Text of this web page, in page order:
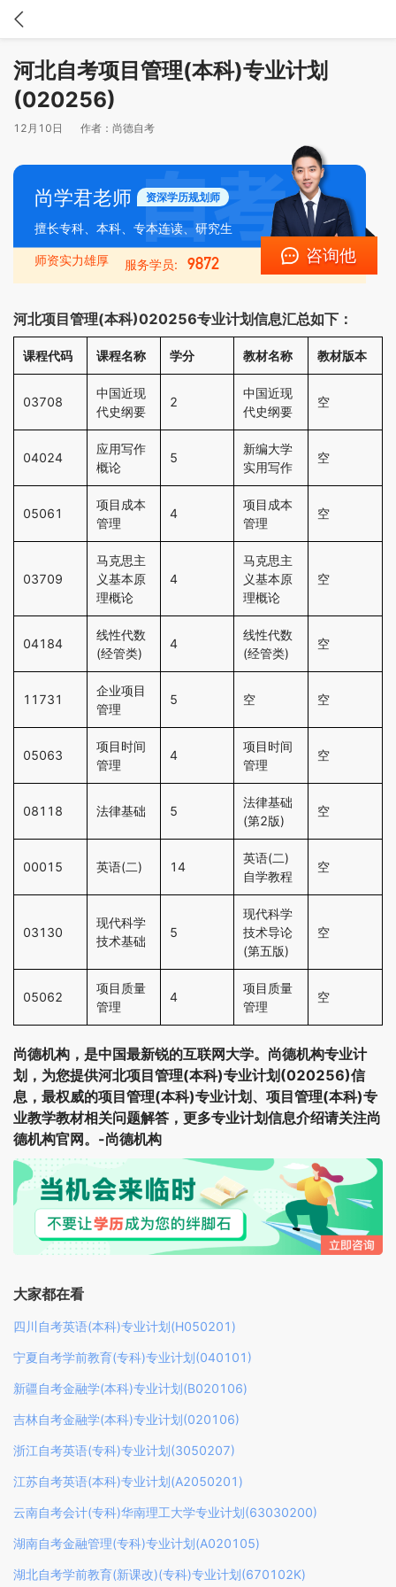
河北自考项目管理(本科)专业计划
(020256)
12月10日 作者： 尚德自考
尚学君老师 资深学历规划师
擅长专科、本科、专本连读、研究生
师资实力雄厚 服务学员: 9872 咨询他
河北项目管理(本科)020256专业计划信息汇总如下：
课程代码 课程名称 学分 教材名称 教材版本
03708
中国近现
代史纲要
2
中国近现
代史纲要
空
04024
应用写作
概论
5
新编大学
实用写作
空
05061
项目成本
管理
4
项目成本
管理
空
03709
马克思主
义基本原
理概论
4
马克思主
义基本原
理概论
空
04184
线性代数
(经管类)
4
线性代数
(经管类)
空
11731
企业项目
管理
5 空 空
05063
项目时间
管理
4
项目时间
管理
空
08118 法律基础 5
法律基础
(第2版)
空
00015 英语(二) 14
英语(二)
自学教程
空
03130
现代科学
技术基础
5
现代科学
技术导论
(第五版)
空
05062
项目质量
管理
4
项目质量
管理
空
尚德机构，是中国最新锐的互联网大学。尚德机构专业计
划，为您提供河北项目管理(本科)专业计划(020256)信
息，最权威的项目管理(本科)专业计划、项目管理(本科)专
业教学教材相关问题解答，更多专业计划信息介绍请关注尚
德机构官网。-尚德机构
大家都在看
四川自考英语(本科)专业计划(H050201)
宁夏自考学前教育(专科)专业计划(040101)
新疆自考金融学(本科)专业计划(B020106)
吉林自考金融学(本科)专业计划(020106)
浙江自考英语(专科)专业计划(3050207)
江苏自考英语(本科)专业计划(A2050201)
云南自考会计(专科)华南理工大学专业计划(63030200)
湖南自考金融管理(专科)专业计划(A020105)
湖北自考学前教育(新课改)(专科)专业计划(670102K)